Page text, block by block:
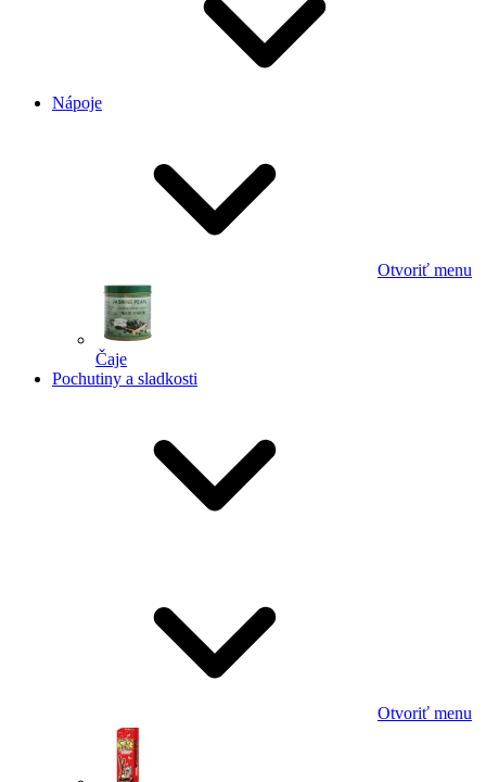
Nápoje
Otvoriť menu
Čaje
Pochutiny a sladkosti
Otvoriť menu